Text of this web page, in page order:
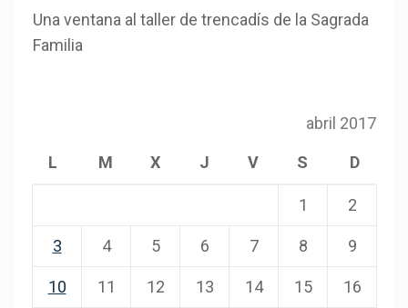
Una ventana al taller de trencadís de la Sagrada
Familia
abril 2017
L M X J V S D
1 2
3 4 5 6 7 8 9
10 11 12 13 14 15 16